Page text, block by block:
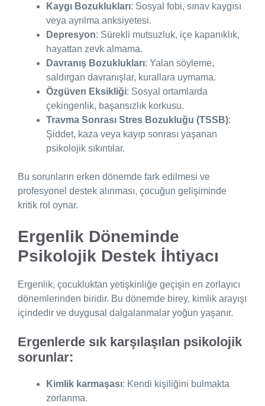
Kaygı Bozuklukları: Sosyal fobi, sınav kaygısı
veya ayrılma anksiyetesi.
Depresyon: Sürekli mutsuzluk, içe kapanıklık,
hayattan zevk almama.
Davranış Bozuklukları: Yalan söyleme,
saldırgan davranışlar, kurallara uymama.
Özgüven Eksikliği: Sosyal ortamlarda
çekingenlik, başarısızlık korkusu.
Travma Sonrası Stres Bozukluğu (TSSB):
Şiddet, kaza veya kayıp sonrası yaşanan
psikolojik sıkıntılar.
Bu sorunların erken dönemde fark edilmesi ve
profesyonel destek alınması, çocuğun gelişiminde
kritik rol oynar.
Ergenlik Döneminde
Psikolojik Destek İhtiyacı
Ergenlik, çocukluktan yetişkinliğe geçişin en zorlayıcı
dönemlerinden biridir. Bu dönemde birey, kimlik arayışı
içindedir ve duygusal dalgalanmalar yoğun yaşanır.
Ergenlerde sık karşılaşılan psikolojik
sorunlar:
Kimlik karmaşası: Kendi kişiliğini bulmakta
zorlanma.